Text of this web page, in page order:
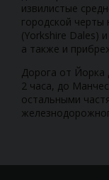
извилистые
городской
(Yorkshire Dales)
а также и
Дорога от Йорка
2 часа, до
остальными